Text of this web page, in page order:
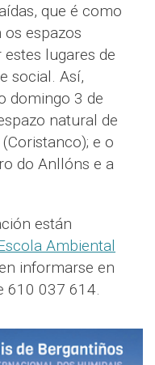
que é como
espazos
lugares de
social. Así,
domingo 3 de
natural de
e o
do Anllóns e a
están
Ambiental
informarse en
610 037 614.